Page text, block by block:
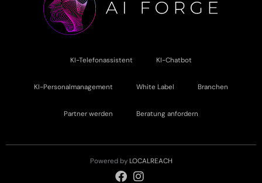
KI-Telefonassistent KI-Chatbot
KI-Personalmanagement White Label Branchen
Partner werden Beratung anfordern
Powered by LOCALREACH